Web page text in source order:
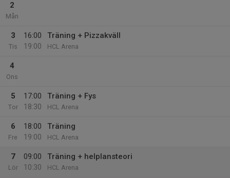
2
Mån
3
Tis
16:00
19:00
Träning + Pizzakväll
HCL Arena
4
Ons
5
Tor
17:00
18:30
Träning + Fys
HCL Arena
6
Fre
18:00
19:00
Träning
HCL Arena
7
Lör
09:00
10:30
Träning + helplansteori
HCL Arena